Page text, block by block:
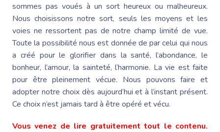
sommes pas voués à un sort heureux ou malheureux.
Nous choisissons notre sort, seuls les moyens et les
voies ne ressortent pas de notre champ limité de vue.
Toute la possibilité nous est donnée de par celui qui nous
a créé pour le glorifier dans la santé, l’abondance, le
bonheur, l’amour, la sainteté, l’harmonie. La vie est faite
pour être pleinement vécue. Nous pouvons faire et
adopter notre choix dès aujourd’hui et à l’instant présent.
Ce choix n’est jamais tard à être opéré et vécu.
Vous venez de lire gratuitement tout le contenu.